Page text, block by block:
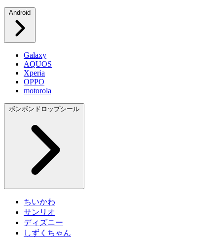
Android
Galaxy
AQUOS
Xperia
OPPO
motorola
ボンボンドロップシール
ちいかわ
サンリオ
ディズニー
しずくちゃん